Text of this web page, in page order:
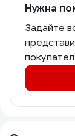
Нужна
Задайте